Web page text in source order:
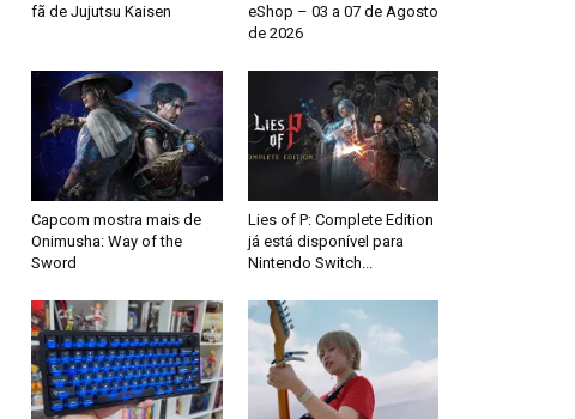
fã de Jujutsu Kaisen
eShop – 03 a 07 de Agosto
de 2026
Capcom mostra mais de
Onimusha: Way of the
Sword
Lies of P: Complete Edition
já está disponível para
Nintendo Switch...